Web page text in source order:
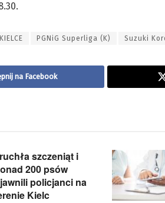
KIELCE PGNiG Superliga (K) Suzuki
na Facebook
szczeniąt i
200 psów
policjanci na
Kielc